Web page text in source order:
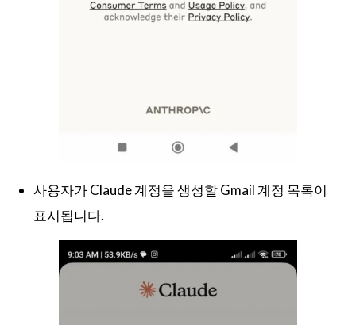
사용자가 Claude 계정을 생성할 Gmail 계정 목록이
표시됩니다.